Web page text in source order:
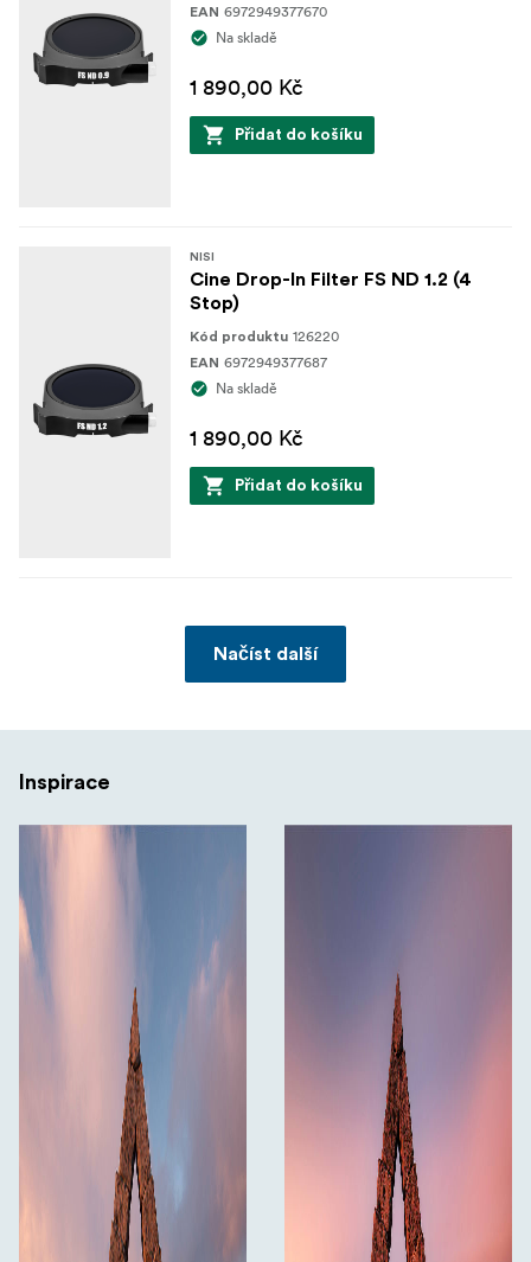
EAN 6972949377670
Na skladě
1 890,00 Kč
Přidat do košíku
NISI
Cine Drop-In Filter FS ND 1.2 (4
Stop)
Kód produktu 126220
EAN 6972949377687
Na skladě
1 890,00 Kč
Přidat do košíku
Načíst další
Inspirace